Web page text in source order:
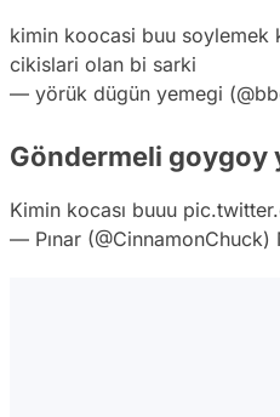
kimin koocasi buu soylemek
cikislari olan bi sarki
— yörük dügün yemegi
Göndermeli goygoy
Kimin kocası buuu
— Pınar (@CinnamonChuck)